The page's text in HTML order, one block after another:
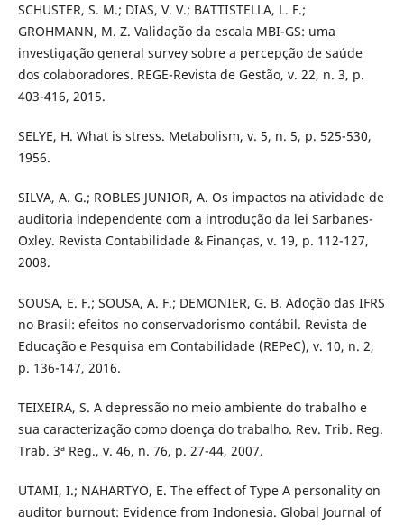
SCHUSTER, S. M.; DIAS, V. V.; BATTISTELLA, L. F.;
GROHMANN, M. Z. Validação da escala MBI-GS: uma
investigação general survey sobre a percepção de saúde
dos colaboradores. REGE-Revista de Gestão, v. 22, n. 3, p.
403-416, 2015.
SELYE, H. What is stress. Metabolism, v. 5, n. 5, p. 525-530,
1956.
SILVA, A. G.; ROBLES JUNIOR, A. Os impactos na atividade de
auditoria independente com a introdução da lei Sarbanes-
Oxley. Revista Contabilidade & Finanças, v. 19, p. 112-127,
2008.
SOUSA, E. F.; SOUSA, A. F.; DEMONIER, G. B. Adoção das IFRS
no Brasil: efeitos no conservadorismo contábil. Revista de
Educação e Pesquisa em Contabilidade (REPeC), v. 10, n. 2,
p. 136-147, 2016.
TEIXEIRA, S. A depressão no meio ambiente do trabalho e
sua caracterização como doença do trabalho. Rev. Trib. Reg.
Trab. 3ª Reg., v. 46, n. 76, p. 27-44, 2007.
UTAMI, I.; NAHARTYO, E. The effect of Type A personality on
auditor burnout: Evidence from Indonesia. Global Journal of